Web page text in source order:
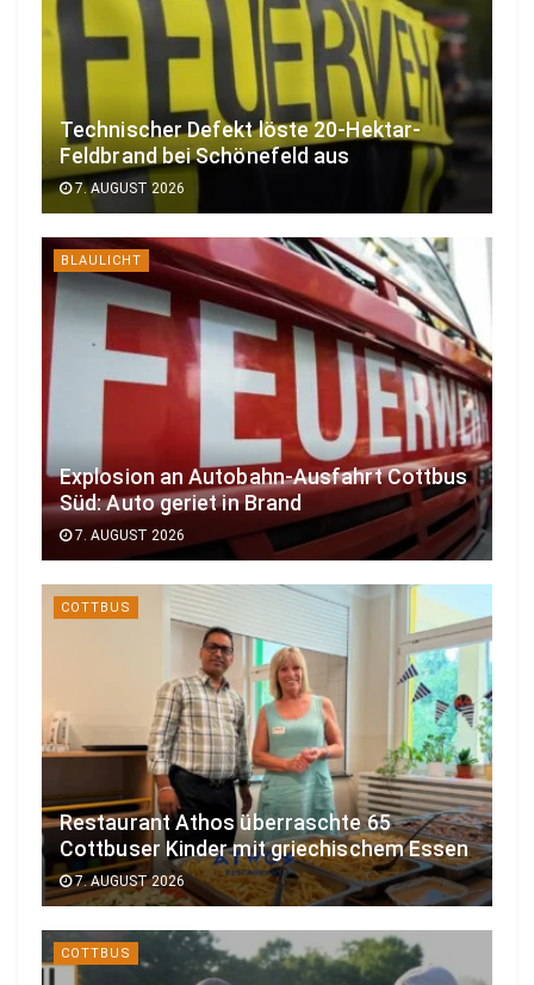
Technischer Defekt löste 20-Hektar-
Feldbrand bei Schönefeld aus
7. AUGUST 2026
BLAULICHT
Explosion an Autobahn-Ausfahrt Cottbus
Süd: Auto geriet in Brand
7. AUGUST 2026
COTTBUS
Restaurant Athos überraschte 65
Cottbuser Kinder mit griechischem Essen
7. AUGUST 2026
COTTBUS